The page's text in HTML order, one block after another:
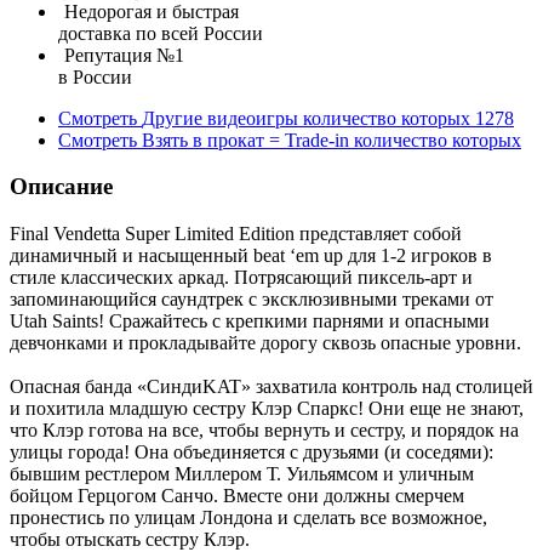
Недорогая и быстрая
доставка по всей России
Репутация №1
в России
Смотреть Другие видеоигры количество которых 1278
Смотреть Взять в прокат = Trade-in количество которых
Описание
Final Vendetta Super Limited Edition представляет собой
динамичный и насыщенный beat ‘em up для 1-2 игроков в
стиле классических аркад. Потрясающий пиксель-арт и
запоминающийся саундтрек с эксклюзивными треками от
Utah Saints! Сражайтесь с крепкими парнями и опасными
девчонками и прокладывайте дорогу сквозь опасные уровни.
Опасная банда «СиндиKAT» захватила контроль над столицей
и похитила младшую сестру Клэр Спаркс! Они еще не знают,
что Клэр готова на все, чтобы вернуть и сестру, и порядок на
улицы города! Она объединяется с друзьями (и соседями):
бывшим рестлером Миллером Т. Уильямсом и уличным
бойцом Герцогом Санчо. Вместе они должны смерчем
пронестись по улицам Лондона и сделать все возможное,
чтобы отыскать сестру Клэр.